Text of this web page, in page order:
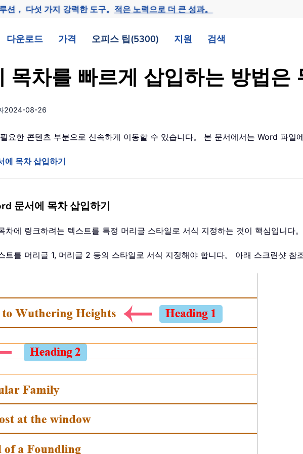
션， 다섯 가지 강력한 도구。적은 노력으로 더 큰 성과。
다운로드 가격 오피스 팁(5300) 지원 검색
차를 빠르게 삽입하는 방법은
2024-08-26
요한 콘텐츠 부분으로 신속하게 이동할 수 있습니다。 본 문서에서는 Word 파일
에 목차 삽입하기
문서에 목차 삽입하기
에 링크하려는 텍스트를 특정 머리글 스타일로 서식 지정하는 것이 핵심입니다
트를 머리글 1, 머리글 2 등의 스타일로 서식 지정해야 합니다。 아래 스크린샷 참